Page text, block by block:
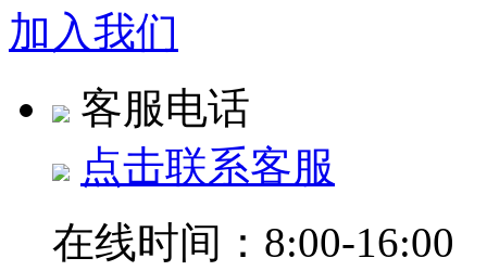
加入我们
客服电话
点击联系客服
在线时间：8:00-16:00